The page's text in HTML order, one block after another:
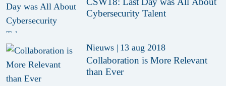
Cybersecurity Talent
Nieuws | 13 aug 2018
Collaboration is More Relevant
than Ever